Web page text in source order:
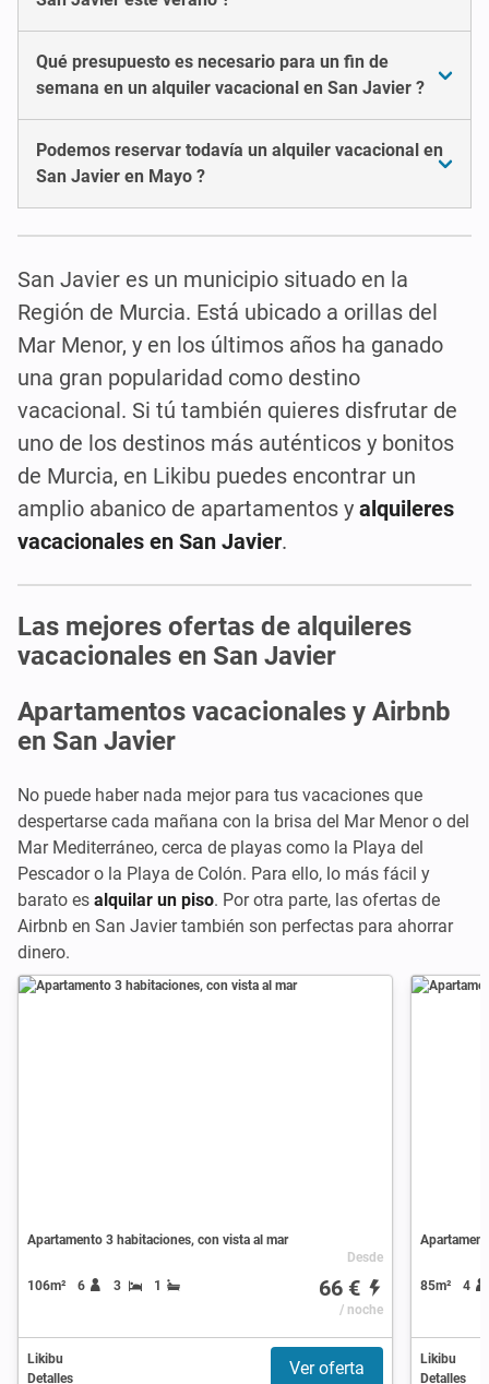
Qué presupuesto es necesario para un fin de
semana en un alquiler vacacional en San Javier ?
Podemos reservar todavía un alquiler vacacional en
San Javier en Mayo ?
San Javier es un municipio situado en la
Región de Murcia. Está ubicado a orillas del
Mar Menor, y en los últimos años ha ganado
una gran popularidad como destino
vacacional. Si tú también quieres disfrutar de
uno de los destinos más auténticos y bonitos
de Murcia, en Likibu puedes encontrar un
amplio abanico de apartamentos y alquileres
vacacionales en San Javier.
Las mejores ofertas de alquileres
vacacionales en San Javier
Apartamentos vacacionales y Airbnb
en San Javier
No puede haber nada mejor para tus vacaciones que
despertarse cada mañana con la brisa del Mar Menor o del
Mar Mediterráneo, cerca de playas como la Playa del
Pescador o la Playa de Colón. Para ello, lo más fácil y
barato es alquilar un piso. Por otra parte, las ofertas de
Airbnb en San Javier también son perfectas para ahorrar
dinero.
Apartamento 3 habitaciones, con vista al mar
106m² 6 3 1
Desde
66 €
/ noche
Likibu
Detalles
Ver oferta
85m² 4
Likibu
Detalles